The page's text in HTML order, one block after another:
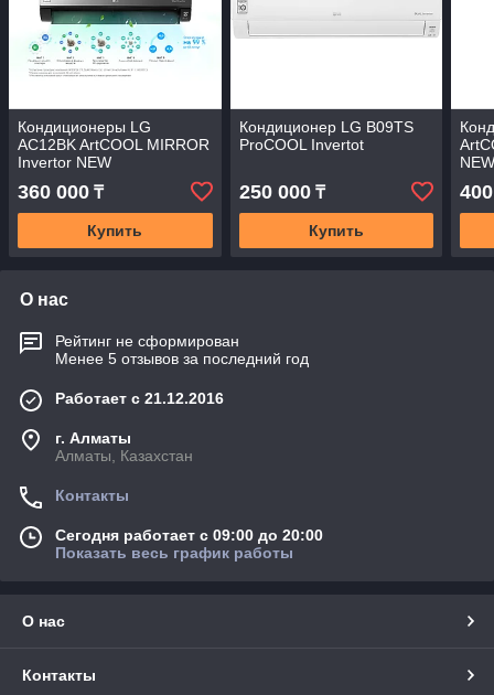
Кондиционеры LG
AC12BK ArtCOOL MIRROR
Invertor NEW
360 000 ₸
Купить
Кондиционер LG B09TS
ProCOOL Invertot
250 000₸
Купить
О нас
Рейтинг не сформирован
Менее 5 отзывов за последний год
Работает с 21.12.2016
г. Алматы
Алматы, Казахстан
Контакты
Сегодня работает с 09:00 до 20:00
Показать весь график работы
О нас
Контакты